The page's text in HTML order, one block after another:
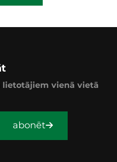
lietotājiem vienā vietā
abonēt